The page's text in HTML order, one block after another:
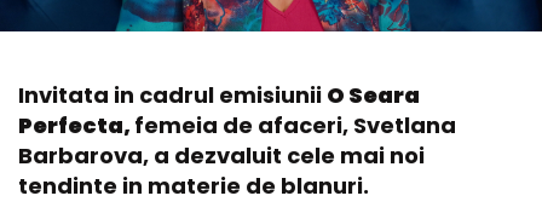
Invitata in cadrul emisiunii O Seara
Perfecta, femeia de afaceri, Svetlana
Barbarova, a dezvaluit cele mai noi
tendinte in materie de blanuri.